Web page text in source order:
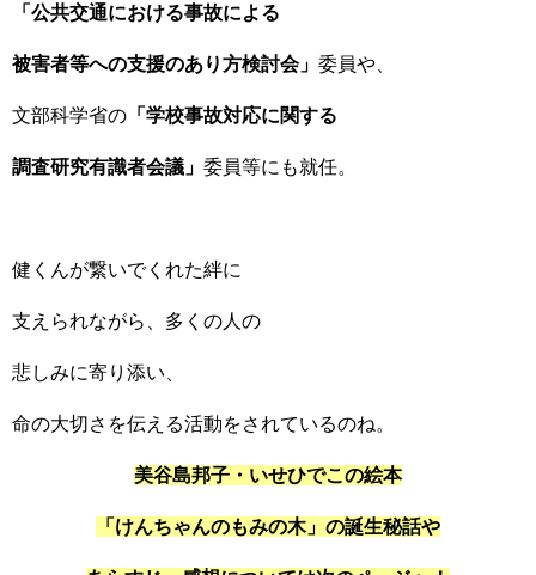
「公共交通における事故による
被害者等への支援のあり方検討会」 委員や、
文部科学省の 「学校事故対応に関する
調査研究有識者会議」 委員等にも就任。
健くんが繋いでくれた絆に
支えられながら、多くの人の
悲しみに寄り添い、
命の大切さを伝える活動をされているのね。
美谷島邦子・いせひでこの絵本
「けんちゃんのもみの木」の誕生秘話や